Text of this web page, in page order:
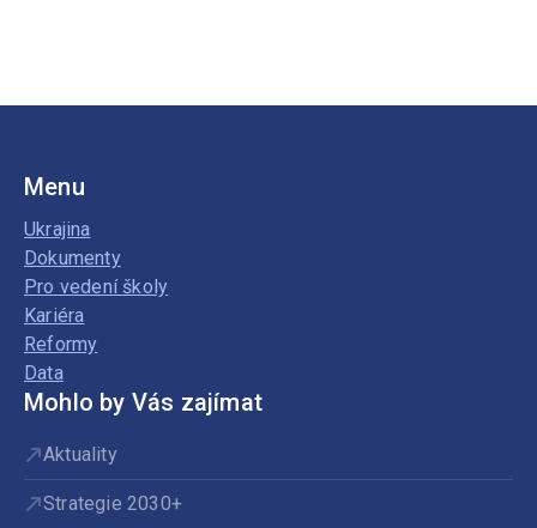
Menu
Ukrajina
Dokumenty
Pro vedení školy
Kariéra
Reformy
Data
Mohlo by Vás zajímat
Aktuality
Strategie 2030+